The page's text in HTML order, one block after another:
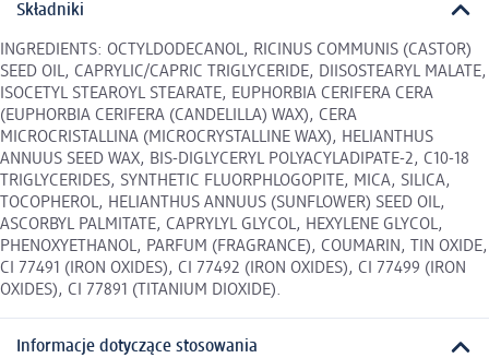
Składniki
INGREDIENTS: OCTYLDODECANOL, RICINUS COMMUNIS (CASTOR)
SEED OIL, CAPRYLIC/CAPRIC TRIGLYCERIDE, DIISOSTEARYL MALATE,
ISOCETYL STEAROYL STEARATE, EUPHORBIA CERIFERA CERA
(EUPHORBIA CERIFERA (CANDELILLA) WAX), CERA
MICROCRISTALLINA (MICROCRYSTALLINE WAX), HELIANTHUS
ANNUUS SEED WAX, BIS-DIGLYCERYL POLYACYLADIPATE-2, C10-18
TRIGLYCERIDES, SYNTHETIC FLUORPHLOGOPITE, MICA, SILICA,
TOCOPHEROL, HELIANTHUS ANNUUS (SUNFLOWER) SEED OIL,
ASCORBYL PALMITATE, CAPRYLYL GLYCOL, HEXYLENE GLYCOL,
PHENOXYETHANOL, PARFUM (FRAGRANCE), COUMARIN, TIN OXIDE,
CI 77491 (IRON OXIDES), CI 77492 (IRON OXIDES), CI 77499 (IRON
OXIDES), CI 77891 (TITANIUM DIOXIDE).
Informacje dotyczące stosowania